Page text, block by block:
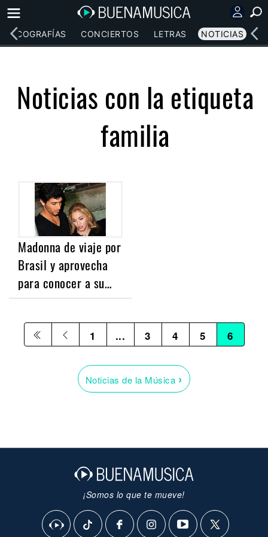
DISCOGRAFÍAS CONCIERTOS LETRAS NOTICIAS
Noticias con la etiqueta
familia
Madonna de viaje por
Brasil y aprovecha
para conocer a su…
1 ... 3 4 5 6
Noticias de la Música ›
¡Somos lo que te mueve!